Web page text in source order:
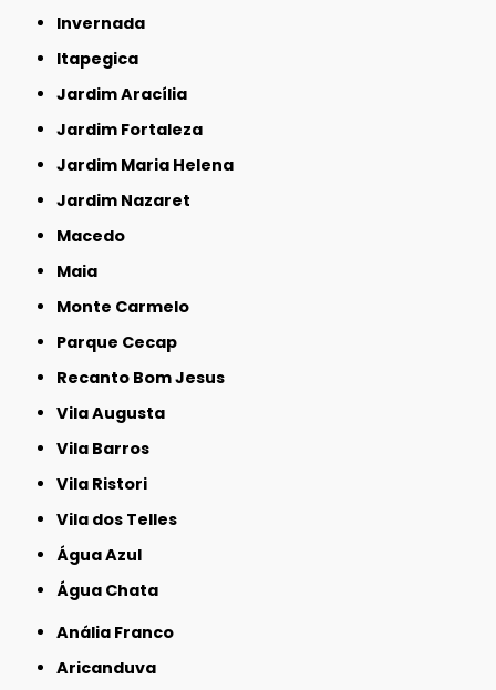
Invernada
Itapegica
Jardim Aracília
Jardim Fortaleza
Jardim Maria Helena
Jardim Nazaret
Macedo
Maia
Monte Carmelo
Parque Cecap
Recanto Bom Jesus
Vila Augusta
Vila Barros
Vila Ristori
Vila dos Telles
Água Azul
Água Chata
Anália Franco
Aricanduva